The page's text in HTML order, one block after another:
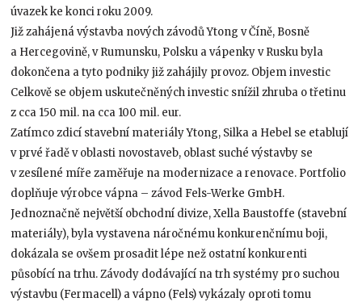
úvazek ke konci roku 2009.
Již zahájená výstavba nových závodů Ytong v Číně, Bosně
a Hercegovině, v Rumunsku, Polsku a vápenky v Rusku byla
dokončena a tyto podniky již zahájily provoz. Objem investic
Celkově se objem uskutečněných investic snížil zhruba o třetinu
z cca 150 mil. na cca 100 mil. eur.
Zatímco zdicí stavební materiály Ytong, Silka a Hebel se etablují
v prvé řadě v oblasti novostaveb, oblast suché výstavby se
v zesílené míře zaměřuje na modernizace a renovace. Portfolio
doplňuje výrobce vápna – závod Fels-Werke GmbH.
Jednoznačně největší obchodní divize, Xella Baustoffe (stavební
materiály), byla vystavena náročnému konkurenčnímu boji,
dokázala se ovšem prosadit lépe než ostatní konkurenti
působící na trhu. Závody dodávající na trh systémy pro suchou
výstavbu (Fermacell) a vápno (Fels) vykázaly oproti tomu